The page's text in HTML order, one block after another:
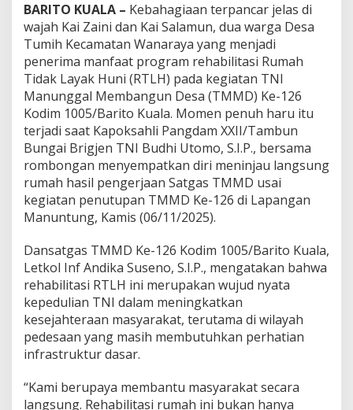
BARITO KUALA – Kebahagiaan terpancar jelas di
wajah Kai Zaini dan Kai Salamun, dua warga Desa
Tumih Kecamatan Wanaraya yang menjadi
penerima manfaat program rehabilitasi Rumah
Tidak Layak Huni (RTLH) pada kegiatan TNI
Manunggal Membangun Desa (TMMD) Ke-126
Kodim 1005/Barito Kuala. Momen penuh haru itu
terjadi saat Kapoksahli Pangdam XXII/Tambun
Bungai Brigjen TNI Budhi Utomo, S.I.P., bersama
rombongan menyempatkan diri meninjau langsung
rumah hasil pengerjaan Satgas TMMD usai
kegiatan penutupan TMMD Ke-126 di Lapangan
Manuntung, Kamis (06/11/2025).
Dansatgas TMMD Ke-126 Kodim 1005/Barito Kuala,
Letkol Inf Andika Suseno, S.I.P., mengatakan bahwa
rehabilitasi RTLH ini merupakan wujud nyata
kepedulian TNI dalam meningkatkan
kesejahteraan masyarakat, terutama di wilayah
pedesaan yang masih membutuhkan perhatian
infrastruktur dasar.
“Kami berupaya membantu masyarakat secara
langsung. Rehabilitasi rumah ini bukan hanya